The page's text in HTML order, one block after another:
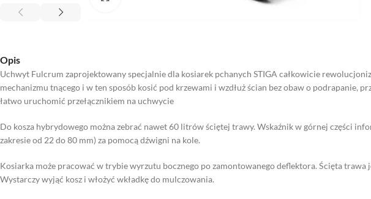
Opis
Uchwyt Fulcrum zaprojektowany specjalnie dla kosiarek pchanych STIGA całkowicie
mechanizmu tnącego i w ten sposób kosić pod krzewami i wzdłuż ścian bez obaw o podrapanie,
łatwo uruchomić przełącznikiem na uchwycie
Do kosza hybrydowego można zebrać nawet 60 litrów ściętej trawy. Wskaźnik w górnej części
zakresie od 22 do 80 mm) za pomocą dźwigni na kole.
Kosiarka może pracować w trybie wyrzutu bocznego po zamontowanego deflektora. Ścięta trawa
Wystarczy wyjąć kosz i włożyć wkładkę do mulczowania.